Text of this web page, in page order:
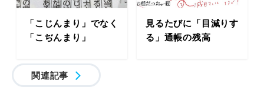
「こじんまり」でなく
「こぢんまり」
見るたびに「目減りす
る」通帳の残高
関連記事